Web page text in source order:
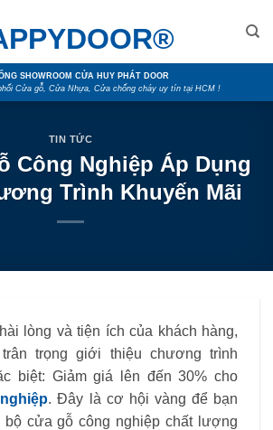
SHOWROOM CỬA HUY PHÁT DOOR
Cửa gỗ, Cửa Nhựa, Cửa chống cháy uy tín tại HCM !
TIN TỨC
Công Nghiệp Áp Dụng
Trình Khuyến Mãi
lòng và tiện ích của khách hàng,
trọng giới thiệu chương trình
biệt: Giảm giá lên đến 30% cho
. Đây là cơ hội vàng để bạn
cửa gỗ công nghiệp chất lượng